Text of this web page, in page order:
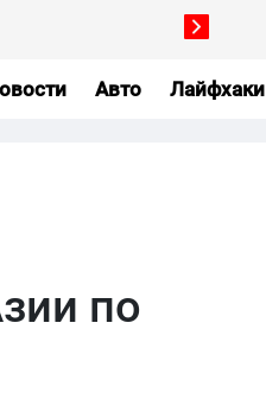
Авто Лайфхаки
по